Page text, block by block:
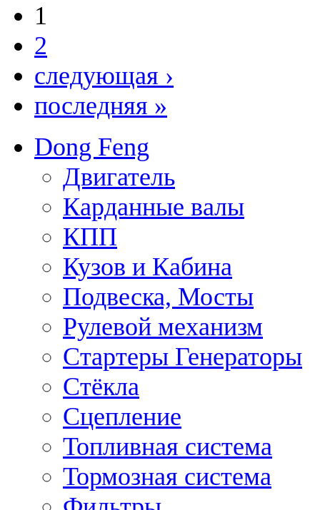
1
2
следующая ›
последняя »
Dong Feng
Двигатель
Карданные валы
КПП
Кузов и Кабина
Подвеска, Мосты
Рулевой механизм
Стартеры Генераторы
Стёкла
Сцепление
Топливная система
Тормозная система